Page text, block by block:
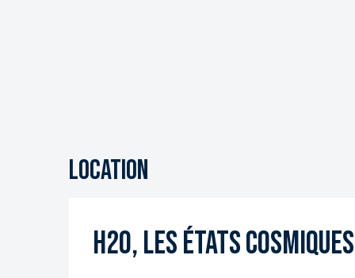
Location
H2O, les états